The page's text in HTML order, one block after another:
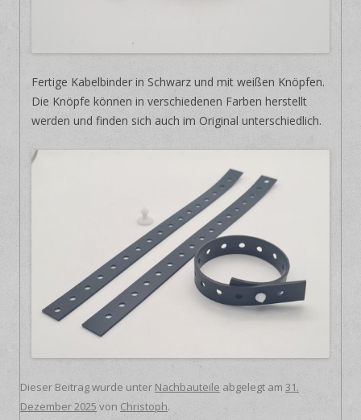
Fertige Kabelbinder in Schwarz und mit weißen Knöpfen.
Die Knöpfe können in verschiedenen Farben herstellt
werden und finden sich auch im Original unterschiedlich.
Dieser Beitrag wurde unter Nachbauteile abgelegt am 31.
Dezember 2025 von Christoph.